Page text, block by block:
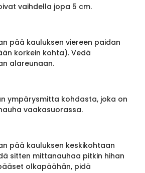
vaihdella jopa 5 cm.
pää kauluksen viereen paidan
korkein kohta). Vedä
alareunaan.
ympärysmitta kohdasta, joka on
vaakasuorassa.
pää kauluksen keskikohtaan
sitten mittanauhaa pitkin hihan
olkapäähän, pidä